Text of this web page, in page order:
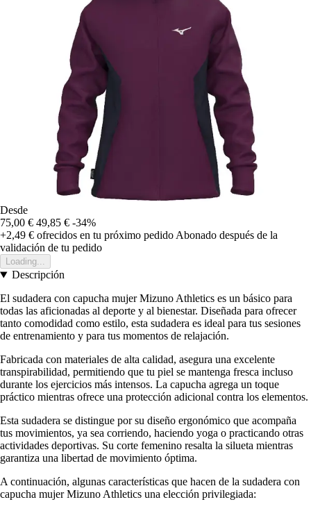
Desde
75,00 € 49,85 € -34%
+2,49 € ofrecidos en tu próximo pedido Abonado después de la
validación de tu pedido
Loading...
Descripción
El sudadera con capucha mujer Mizuno Athletics es un básico para
todas las aficionadas al deporte y al bienestar. Diseñada para ofrecer
tanto comodidad como estilo, esta sudadera es ideal para tus sesiones
de entrenamiento y para tus momentos de relajación.
Fabricada con materiales de alta calidad, asegura una excelente
transpirabilidad, permitiendo que tu piel se mantenga fresca incluso
durante los ejercicios más intensos. La capucha agrega un toque
práctico mientras ofrece una protección adicional contra los elementos.
Esta sudadera se distingue por su diseño ergonómico que acompaña
tus movimientos, ya sea corriendo, haciendo yoga o practicando otras
actividades deportivas. Su corte femenino resalta la silueta mientras
garantiza una libertad de movimiento óptima.
A continuación, algunas características que hacen de la sudadera con
capucha mujer Mizuno Athletics una elección privilegiada: